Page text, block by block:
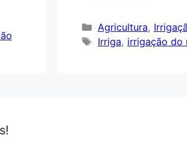
Categorias
Agricultura,
Tags
Irriga, irrigação do